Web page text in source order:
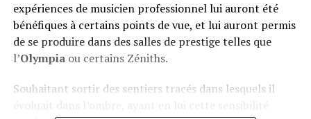
expériences de musicien professionnel lui auront été
bénéfiques à certains points de vue, et lui auront permis
de se produire dans des salles de prestige telles que
l’Olympiaou certains Zéniths.
Souhaitant sortir des sentiers tracés dans lesquels il